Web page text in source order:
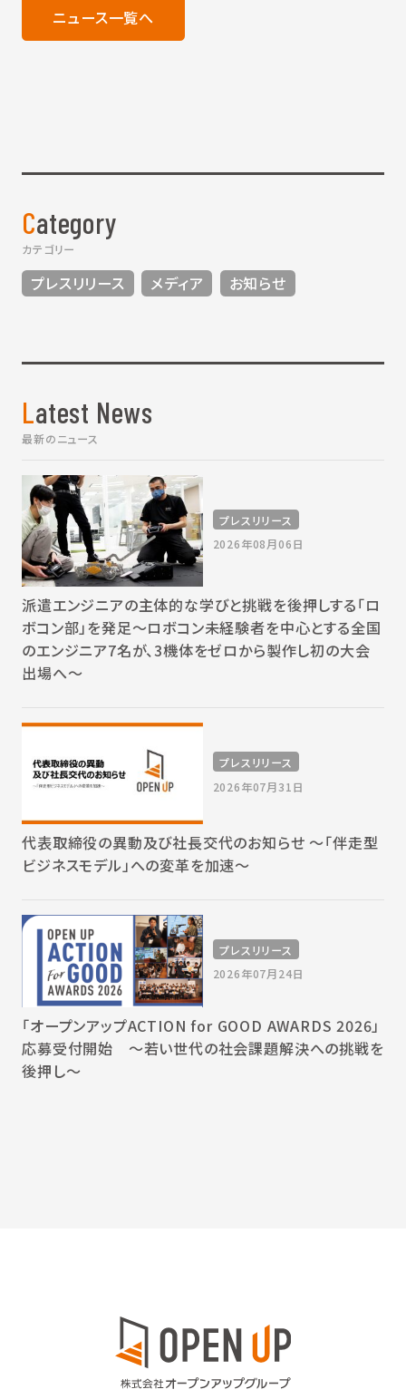
ニュース一覧へ
Category
カテゴリー
プレスリリース メディア お知らせ
Latest News
最新のニュース
プレスリリース
2026年08月06日
派遣エンジニアの主体的な学びと挑戦を後押しする「ロ
ボコン部」を発足～ロボコン未経験者を中心とする全国
のエンジニア7名が、3機体をゼロから製作し初の大会
出場へ～
プレスリリース
2026年07月31日
代表取締役の異動及び社長交代のお知らせ 〜「伴走型
ビジネスモデル」への変革を加速〜
プレスリリース
2026年07月24日
「オープンアップACTION for GOOD AWARDS 2026」
応募受付開始 〜若い世代の社会課題解決への挑戦を
後押し〜